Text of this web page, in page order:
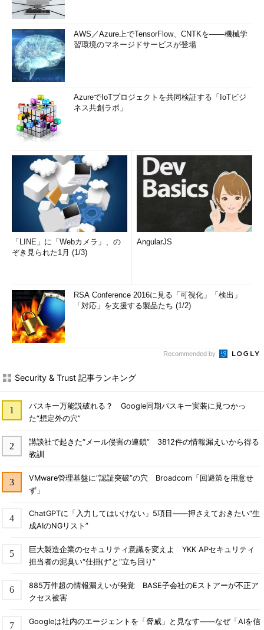
AWS／Azure上でTensorFlow、CNTKを――機械学
習環境のマネージドサービスが登場
AzureでIoTプロジェクトを共同検証する「IoTビジ
ネス共創ラボ」
「LINE」に「Webカメラ」、の
ぞき見られた1月 (1/3)
AngularJS
RSA Conference 2016に見る「可視化」「検出」
「対応」を支援する製品たち (1/2)
Recommended by
Security & Trust 記事ランキング
パスキー万能説破れる？ Google同期パスキー実装に見つかっ
た“想定外の穴”
講談社で起きた“メール侵害の連鎖” 3812件の情報漏えいから得る
教訓
VMware管理基盤に“認証突破”の穴 Broadcom「回避策を用意せ
ず」
ChatGPTに「入力してはいけない」5項目――押さえておきたい“生
成AIのNGリスト”
巨大製造企業のセキュリティ意識を変えよ YKK APセキュリティ
担当者の泥臭い“仕掛け”と“立ち回り”
885万件超の情報漏えいが発覚 BASE子会社のEストアーが不正ア
クセス被害
Googleは社内のエージェントを「脅威」と見なす――なぜ「AIを信